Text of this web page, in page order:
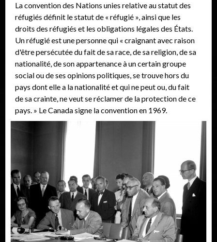
La convention des Nations unies relative au statut des
réfugiés définit le statut de « réfugié », ainsi que les
droits des réfugiés et les obligations légales des États.
Un réfugié est une personne qui « craignant avec raison
d'être persécutée du fait de sa race, de sa religion, de sa
nationalité, de son appartenance à un certain groupe
social ou de ses opinions politiques, se trouve hors du
pays dont elle a la nationalité et qui ne peut ou, du fait
de sa crainte, ne veut se réclamer de la protection de ce
pays. » Le Canada signe la convention en 1969.